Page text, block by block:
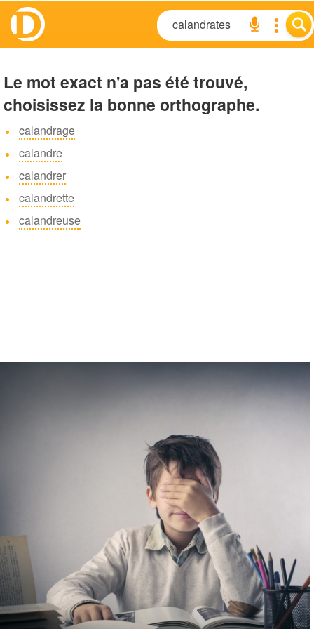
Le mot exact n'a pas été trouvé,
choisissez la bonne orthographe.
calandrage
calandre
calandrer
calandrette
calandreuse